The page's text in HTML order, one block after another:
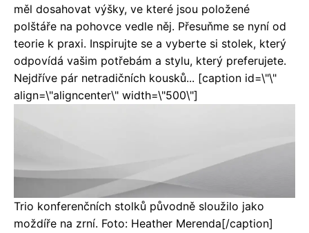
měl dosahovat výšky, ve které jsou položené
polštáře na pohovce vedle něj. Přesuňme se nyní od
teorie k praxi. Inspirujte se a vyberte si stolek, který
odpovídá vašim potřebám a stylu, který preferujete.
Nejdříve pár netradičních kousků... [caption id=\"\"
align=\"aligncenter\" width=\"500\"]
Trio konferenčních stolků původně sloužilo jako
moždíře na zrní. Foto: Heather Merenda[/caption]